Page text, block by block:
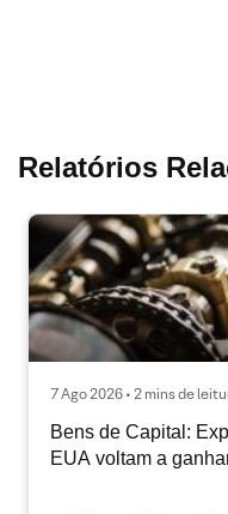
Relatórios
7 Ago 2026 • 2 mins de
Bens de Capital:
EUA voltam a